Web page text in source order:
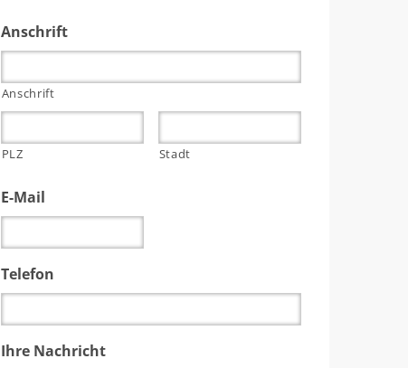
Anschrift
Anschrift
PLZ Stadt
E-Mail
Telefon
Ihre Nachricht